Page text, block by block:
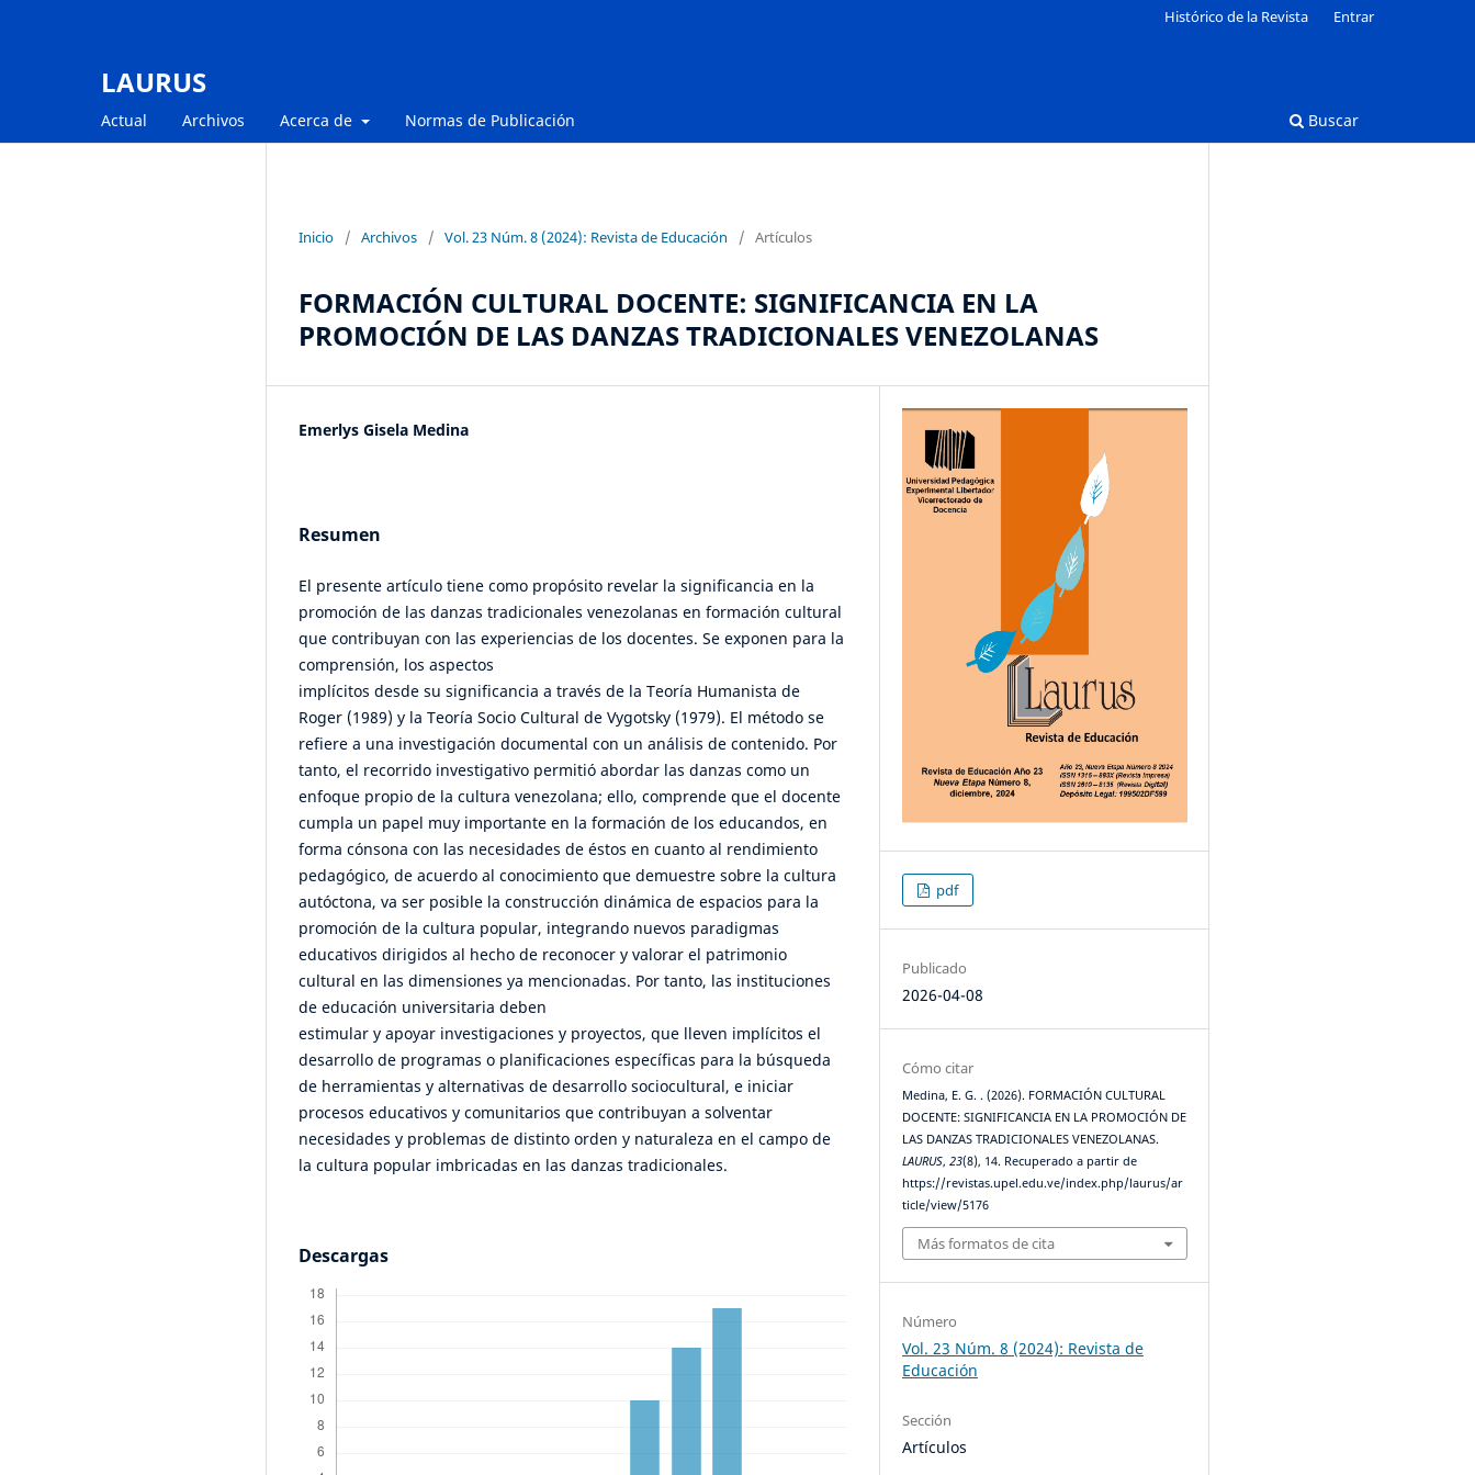
LAURUS
Actual Archivos Acerca de Normas de Publicación Buscar
Histórico de la Revista Entrar
Inicio / Archivos / Vol. 23 Núm. 8 (2024): Revista de Educación / Artículos
FORMACIÓN CULTURAL DOCENTE: SIGNIFICANCIA EN LA
PROMOCIÓN DE LAS DANZAS TRADICIONALES VENEZOLANAS
Emerlys Gisela Medina
Resumen
El presente artículo tiene como propósito revelar la significancia en la
promoción de las danzas tradicionales venezolanas en formación cultural
que contribuyan con las experiencias de los docentes. Se exponen para la
comprensión, los aspectos
implícitos desde su significancia a través de la Teoría Humanista de
Roger (1989) y la Teoría Socio Cultural de Vygotsky (1979). El método se
refiere a una investigación documental con un análisis de contenido. Por
tanto, el recorrido investigativo permitió abordar las danzas como un
enfoque propio de la cultura venezolana; ello, comprende que el docente
cumpla un papel muy importante en la formación de los educandos, en
forma cónsona con las necesidades de éstos en cuanto al rendimiento
pedagógico, de acuerdo al conocimiento que demuestre sobre la cultura
autóctona, va ser posible la construcción dinámica de espacios para la
promoción de la cultura popular, integrando nuevos paradigmas
educativos dirigidos al hecho de reconocer y valorar el patrimonio
cultural en las dimensiones ya mencionadas. Por tanto, las instituciones
de educación universitaria deben
estimular y apoyar investigaciones y proyectos, que lleven implícitos el
desarrollo de programas o planificaciones específicas para la búsqueda
de herramientas y alternativas de desarrollo sociocultural, e iniciar
procesos educativos y comunitarios que contribuyan a solventar
necesidades y problemas de distinto orden y naturaleza en el campo de
la cultura popular imbricadas en las danzas tradicionales.
Descargas
pdf
Publicado
2026-04-08
Cómo citar
Medina, E. G. . (2026). FORMACIÓN CULTURAL
DOCENTE: SIGNIFICANCIA EN LA PROMOCIÓN DE
LAS DANZAS TRADICIONALES VENEZOLANAS.
LAURUS,23(8), 14. Recuperado a partir de
https://revistas.upel.edu.ve/index.php/laurus/ar
ticle/view/5176
Más formatos de cita
Número
Vol. 23 Núm. 8 (2024): Revista de
Educación
Sección
Artículos